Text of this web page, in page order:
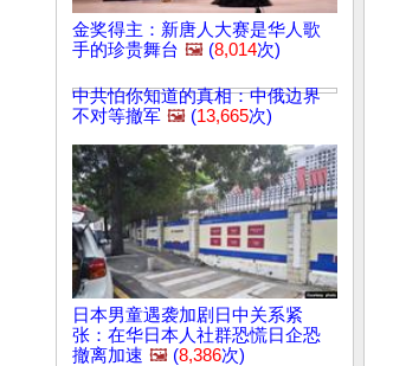
金奖得主：新唐人大赛是华人歌
手的珍贵舞台 🖼️ (8,014次)
中共怕你知道的真相：中俄边界
不对等撤军 🖼️ (13,665次)
日本男童遇袭加剧日中关系紧
张：在华日本人社群恐慌日企恐
撤离加速 🖼️ (8,386次)